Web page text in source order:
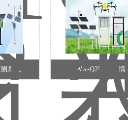
系统 WX-Q2智慧农情